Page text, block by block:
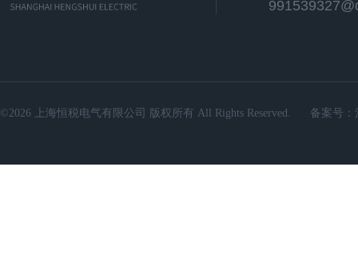
©2026 上海恒税电气有限公司 版权所有 All Rights Reserved. 备案号：